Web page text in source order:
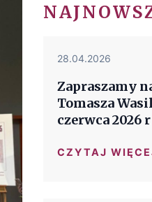
28.04.2026
Zapraszamy
Tomasza
czerwca 2026 r
CZYTAJ